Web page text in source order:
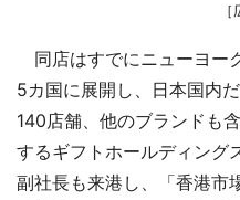
同店はすでにニューヨー
5カ国に展開し、日本国内
140店舗、他のブランドも
するギフトホールディング
副社長も来港し、「香港市